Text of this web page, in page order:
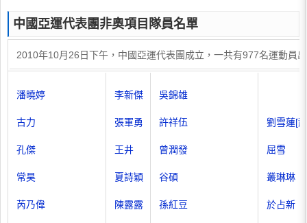
中國亞運代表團非奧項目隊員名單
2010年10月26日下午，中國亞運代表團成立，一共有977名運動員
潘曉婷
古力
孔傑
常昊
芮乃偉
李新傑
張軍勇
王井
夏詩穎
陳露露
吳錦雄
許祥伍
曾潤發
谷碩
孫紅豆
劉雪蓮[
屈雪
叢琳琳
於占新